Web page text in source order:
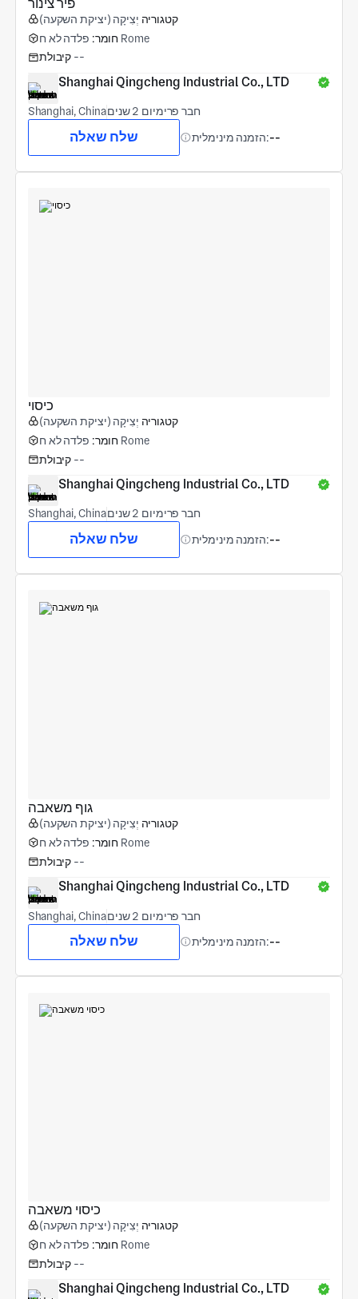
פיר צינור
קטגוריה יְצִיקָה (יציקת השקעה)
חומר: פלדה לא ח Rome
קיבולת --
Shanghai Qingcheng Industrial Co., LTD
Shanghai, China חבר פרימיום 2 שנים
שלח שאלה הזמנה מינימלית:--
כיסוי
קטגוריה יְצִיקָה (יציקת השקעה)
חומר: פלדה לא ח Rome
קיבולת --
Shanghai Qingcheng Industrial Co., LTD
Shanghai, China חבר פרימיום 2 שנים
שלח שאלה הזמנה מינימלית:--
גוף משאבה
קטגוריה יְצִיקָה (יציקת השקעה)
חומר: פלדה לא ח Rome
קיבולת --
Shanghai Qingcheng Industrial Co., LTD
Shanghai, China חבר פרימיום 2 שנים
שלח שאלה הזמנה מינימלית:--
כיסוי משאבה
קטגוריה יְצִיקָה (יציקת השקעה)
חומר: פלדה לא ח Rome
קיבולת --
Shanghai Qingcheng Industrial Co., LTD